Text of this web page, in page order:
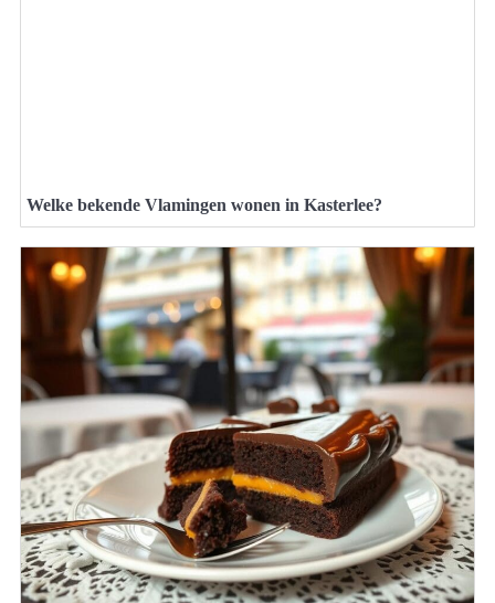
Welke bekende Vlamingen wonen in Kasterlee?